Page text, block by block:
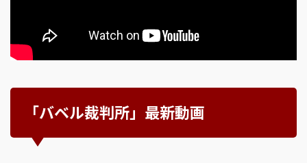
「バベル裁判所」最新動画